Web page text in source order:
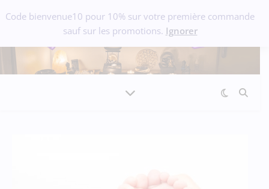
Code bienvenue10 pour 10% sur votre première commande
sauf sur les promotions. Ignorer